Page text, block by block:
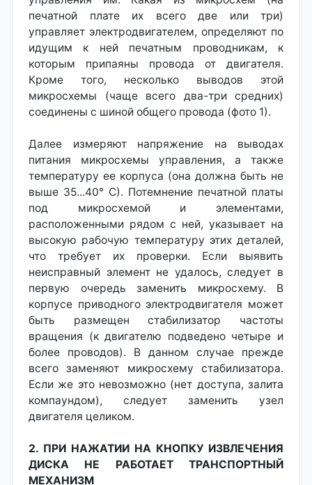
печатной плате их всего две или три)
управляет электродвигателем, определяют по
идущим к ней печатным проводникам, к
которым припаяны провода от двигателя.
Кроме того, несколько выводов этой
микросхемы (чаще всего два-три средних)
соединены с шиной общего провода (фото 1).
Далее измеряют напряжение на выводах
питания микросхемы управления, а также
температуру ее корпуса (она должна быть не
выше 35...40° С). Потемнение печатной платы
под микросхемой и элементами,
расположенными рядом с ней, указывает на
высокую рабочую температуру этих деталей,
что требует их проверки. Если выявить
неисправный элемент не удалось, следует в
первую очередь заменить микросхему. В
корпусе приводного электродвигателя может
быть размещен стабилизатор частоты
вращения (к двигателю подведено четыре и
более проводов). В данном случае прежде
всего заменяют микросхему стабилизатора.
Если же это невозможно (нет доступа, залита
компаундом), следует заменить узел
двигателя целиком.
2. ПРИ НАЖАТИИ НА КНОПКУ ИЗВЛЕЧЕНИЯ
ДИСКА НЕ РАБОТАЕТ ТРАНСПОРТНЫЙ
МЕХАНИЗМ